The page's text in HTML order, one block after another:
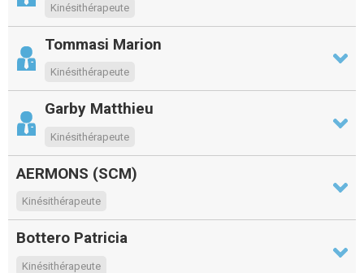
Kinésithérapeute
Tommasi Marion
Kinésithérapeute
Garby Matthieu
Kinésithérapeute
AERMONS (SCM)
Kinésithérapeute
Bottero Patricia
Kinésithérapeute